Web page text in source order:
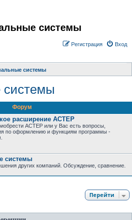
системы
Вход
Регистрация
системы
Форум
расширение АСТЕР
АСТЕР или у Вас есть вопросы,
по оформлению и функциям программы -
системы
других компаний. Обсуждение, сравнение.
Перейти